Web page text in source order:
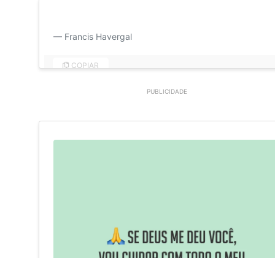
Francis Havergal
COPIAR
PUBLICIDADE